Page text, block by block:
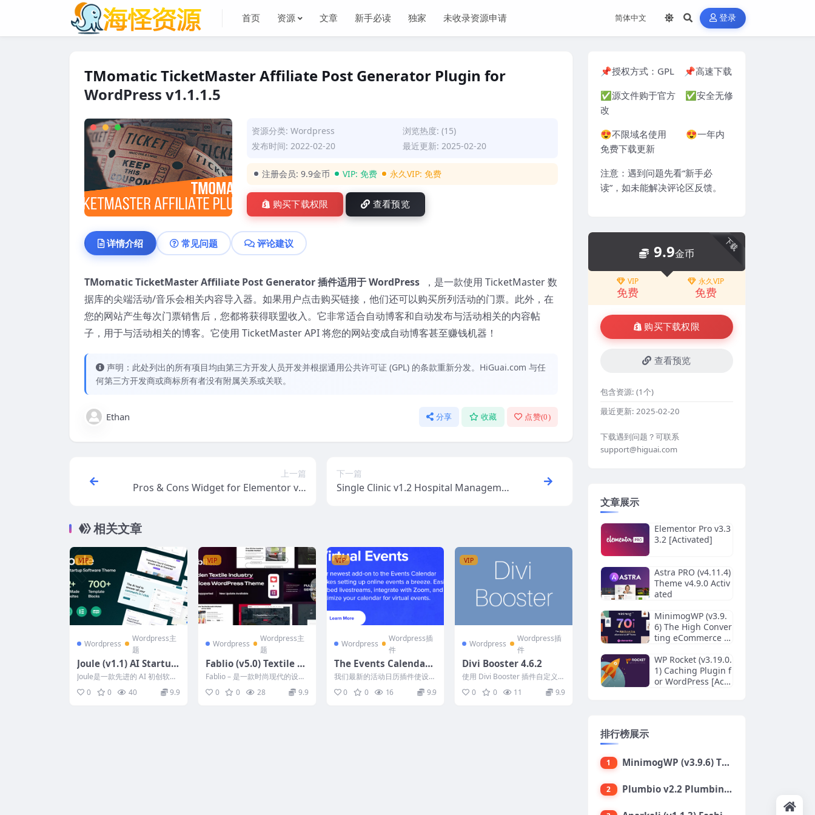
首页 资源 文章 新手必读 独家 未收录资源申请 登录
TMomatic TicketMaster Affiliate Post Generator Plugin for
WordPress v1.1.1.5
资源分类:Wordpress
浏览热度: (15)
发布时间: 2022-02-20
最近更新: 2025-02-20
注册会员:9.9金币 VIP:免费 永久VIP:免费
购买下载权限 查看预览
详情介绍 常见问题 评论建议
TMomatic TicketMaster Affiliate Post Generator 插件适用于 WordPress ，是一款使用 TicketMaster 数
据库的尖端活动/音乐会相关内容导入器。如果用户点击购买链接，他们还可以购买所列活动的门票。此外，在
您的网站产生每次门票销售后，您都将获得联盟收入。它非常适合自动博客和自动发布与活动相关的内容帖
子，用于与活动相关的博客。它使用 TicketMaster API 将您的网站变成自动博客甚至赚钱机器！
声明：此处列出的所有项目均由第三方开发人员开发并根据通用公共许可证 (GPL) 的条款重新分发。HiGuai.com 与任
何第三方开发商或商标所有者没有附属关系或关联。
Ethan 分享 收藏 点赞(0)
上一篇
Pros & Cons Widget for Elementor v1.
下一篇
Single Clinic v1.2 Hospital Managemen
相关文章
VIP
Wordpress
Wordpress主
题
Joule (v1.1) AI Startup
Software Elementor
WordPress Theme
Joule是一款先进的 AI 初创软件
WordPress 主题，专为寻求现
代、...
0 0 40 9.9
VIP
Wordpress
Wordpress主
题
Fablio (v5.0) Textile In
dustry WordPress Th
eme
Fablio – 是一款时尚现代的设计
布局，适用于 纺织业务、纺织
制造、纺织设备...
0 0 28 9.9
VIP
Wordpress
Wordpress插
件
The Events Calendar
Virtual Events (v1.15.
8)
我们最新的活动日历插件使设置
在线活动变得轻而易举。轻松嵌
入直播、与 Zoom 集...
0 0 16 9.9
VIP
Wordpress
Wordpress插
件
Divi Booster 4.6.2
使用 Divi Booster 插件自定义
您的 Elegant Divi 主题。...
0 0 11 9.9
📌授权方式： GPL 📌高速下载
✅源文件购于官方 ✅安全无修
改
😍不限域名使用 😍一年内
免费下载更新
注意：遇到问题先看“新手必
读”，如未能解决评论区反馈。
下载
9.9金币
VIP
免费
永久VIP
免费
购买下载权限
查看预览
包含资源: (1个)
最近更新: 2025-02-20
下载遇到问题？可联系
support@higuai.com
文章展示
Elementor Pro v3.3
3.2 [Activated]
Astra PRO (v4.11.4)
Theme v4.9.0 Activ
ated
MinimogWP (v3.9.
6) The High Conver
ting eCommerce W
WP Rocket (v3.19.0.
1) Caching Plugin f
or WordPress [Acti
排行榜展示
1 MinimogWP (v3.9.6) The High Converting eCommerce WordPress Theme
2 Plumbio v2.2 Plumbing Services WordPress Theme